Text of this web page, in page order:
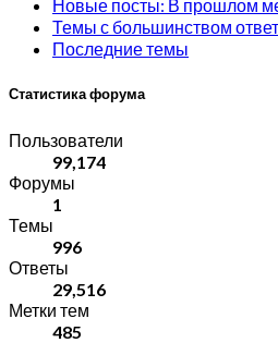
Новые посты: В прошлом
Темы с большинством
Последние темы
Статистика форума
Пользователи
99,174
Форумы
1
Темы
996
Ответы
29,516
Метки тем
485